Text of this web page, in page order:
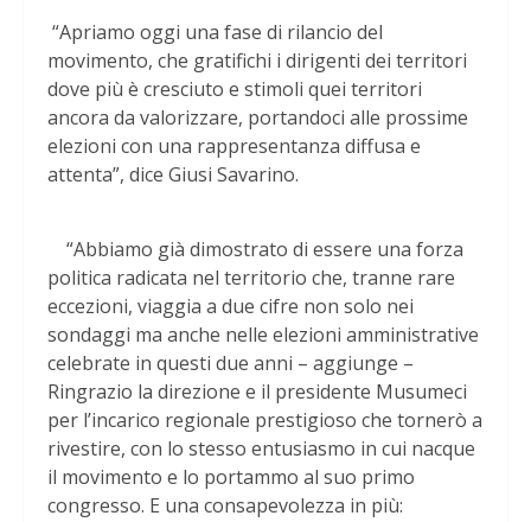
“Apriamo oggi una fase di rilancio del
movimento, che gratifichi i dirigenti dei territori
dove più è cresciuto e stimoli quei territori
ancora da valorizzare, portandoci alle prossime
elezioni con una rappresentanza diffusa e
attenta”, dice Giusi Savarino.
“Abbiamo già dimostrato di essere una forza
politica radicata nel territorio che, tranne rare
eccezioni, viaggia a due cifre non solo nei
sondaggi ma anche nelle elezioni amministrative
celebrate in questi due anni – aggiunge –
Ringrazio la direzione e il presidente Musumeci
per l’incarico regionale prestigioso che tornerò a
rivestire, con lo stesso entusiasmo in cui nacque
il movimento e lo portammo al suo primo
congresso. E una consapevolezza in più: